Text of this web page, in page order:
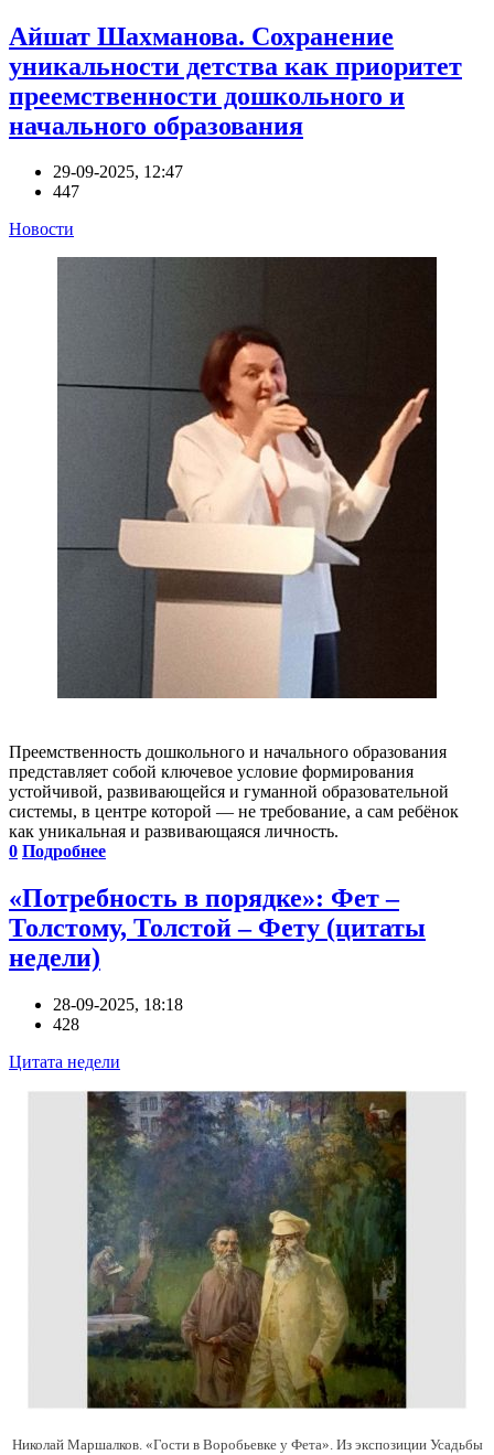
Айшат Шахманова. Сохранение
уникальности детства как приоритет
преемственности дошкольного и
начального образования
29-09-2025, 12:47
447
Новости
Преемственность дошкольного и начального образования
представляет собой ключевое условие формирования
устойчивой, развивающейся и гуманной образовательной
системы, в центре которой — не требование, а сам ребёнок
как уникальная и развивающаяся личность.
0 Подробнее
«Потребность в порядке»: Фет –
Толстому, Толстой – Фету (цитаты
недели)
28-09-2025, 18:18
428
Цитата недели
Николай Маршалков. «Гости в Воробьевке у Фета». Из экспозиции Усадьбы